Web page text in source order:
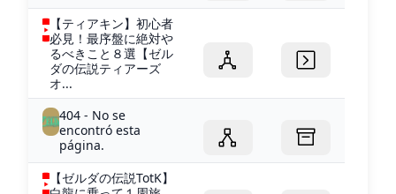
【ティアキン】初心者
必見！最序盤に絶対や
るべきこと８選【ゼル
ダの伝説ティアーズ
オ...
404 - No se
encontró esta
página.
【ゼルダの伝説TotK】